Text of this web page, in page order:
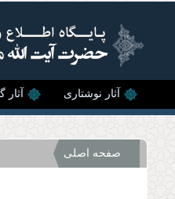
آثار نوشتاری آثار
صفحه اصلی